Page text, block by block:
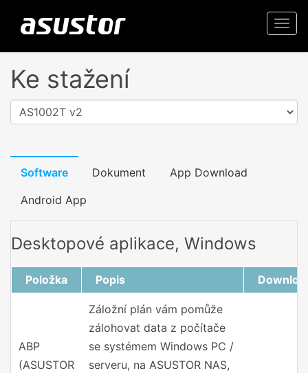
Ke stažení
AS1002T v2
Software Dokument
App Download
Android App
Desktopové aplikace, Windows
Položka Popis
ABP
(ASUSTOR
Záložní plán vám pomůže
zálohovat data z počítače
se systémem Windows PC /
serveru, na ASUSTOR NAS,